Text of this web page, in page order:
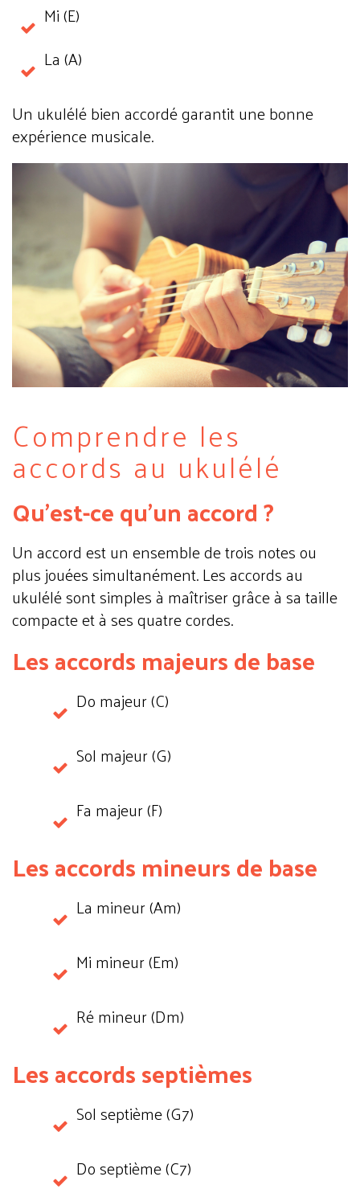
Mi (E)
La (A)
Un ukulélé bien accordé garantit une bonne
expérience musicale.
Comprendre les
accords au ukulélé
Qu’est-ce qu’un accord ?
Un accord est un ensemble de trois notes ou
plus jouées simultanément. Les accords au
ukulélé sont simples à maîtriser grâce à sa taille
compacte et à ses quatre cordes.
Les accords majeurs de base
Do majeur (C)
Sol majeur (G)
Fa majeur (F)
Les accords mineurs de base
La mineur (Am)
Mi mineur (Em)
Ré mineur (Dm)
Les accords septièmes
Sol septième (G7)
Do septième (C7)